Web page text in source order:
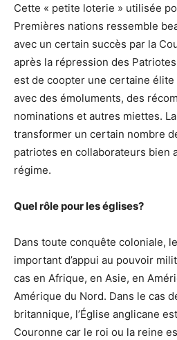
Cette « petite loterie » utilisée
Premières nations ressemble
avec un certain succès par la
après la répression des
est de coopter une certaine
avec des émoluments, des
nominations et autres miettes.
transformer un certain nombre
patriotes en collaborateurs bien
régime.
Quel rôle pour les églises?
Dans toute conquête coloniale,
important d’appui au pouvoir
cas en Afrique, en Asie, en
Amérique du Nord. Dans le cas
britannique, l’Église anglicane
Couronne car le roi ou la reine